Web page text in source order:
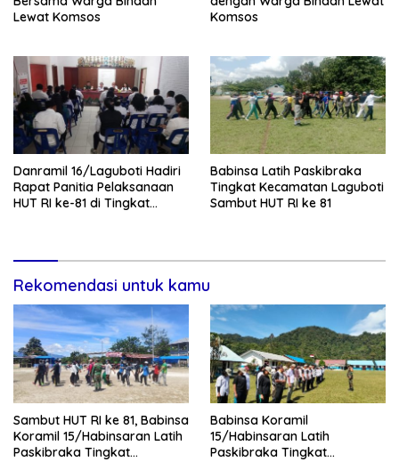
Lewat Komsos
Komsos
Danramil 16/Laguboti Hadiri
Rapat Panitia Pelaksanaan
HUT RI ke-81 di Tingkat
Babinsa Latih Paskibraka
Tingkat Kecamatan Laguboti
Sambut HUT RI ke 81
Rekomendasi untuk kamu
Sambut HUT RI ke 81, Babinsa
Koramil 15/Habinsaran Latih
Paskibraka Tingkat
Babinsa Koramil
15/Habinsaran Latih
Paskibraka Tingkat